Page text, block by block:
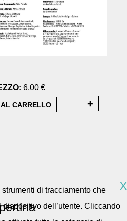
6,00 €
X
strumenti di tracciamento che
dell’utente. Cliccando